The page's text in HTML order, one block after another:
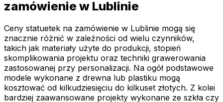
zamówienie w Lublinie
Ceny statuetek na zamówienie w Lublinie mogą się
znacznie różnić w zależności od wielu czynników,
takich jak materiały użyte do produkcji, stopień
skomplikowania projektu oraz techniki grawerowania
zastosowanej przy personalizacji. Na ogół podstawowe
modele wykonane z drewna lub plastiku mogą
kosztować od kilkudziesięciu do kilkuset złotych. Z kolei
bardziej zaawansowane projekty wykonane ze szkła czy